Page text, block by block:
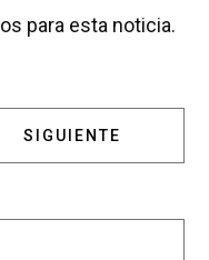
para esta noticia.
ARTÍCULO
SIGUIENTE